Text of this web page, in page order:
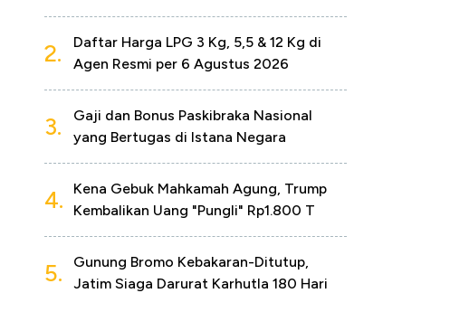
2.
Daftar Harga LPG 3 Kg, 5,5 & 12 Kg di
Agen Resmi per 6 Agustus 2026
3.
Gaji dan Bonus Paskibraka Nasional
yang Bertugas di Istana Negara
4.
Kena Gebuk Mahkamah Agung, Trump
Kembalikan Uang "Pungli" Rp1.800 T
5.
Gunung Bromo Kebakaran-Ditutup,
Jatim Siaga Darurat Karhutla 180 Hari